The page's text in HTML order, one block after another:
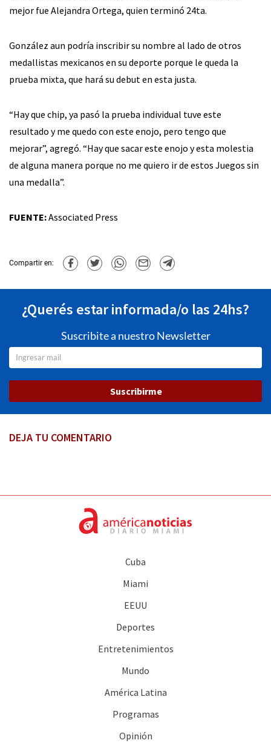
mejor fue Alejandra Ortega, quien terminó 24ta.
González aun podría inscribir su nombre al lado de otros
medallistas mexicanos en su deporte porque le queda la
prueba mixta, que hará su debut en esta justa.
“Hay que chip, ya pasó la prueba individual tuve este
resultado y me quedo con este enojo, pero tengo que
mejorar”, agregó. “Hay que sacar este enojo y esta molestia
de alguna manera porque no me quiero ir de estos Juegos sin
una medalla”.
FUENTE:Associated Press
Compartir en:
¿Querés estar informada/o las 24hs?
Suscribite a nuestro Newsletter
Suscribirme
DEJA TU COMENTARIO
Cuba
Miami
EEUU
Deportes
Entretenimientos
Mundo
América Latina
Programas
Opinión